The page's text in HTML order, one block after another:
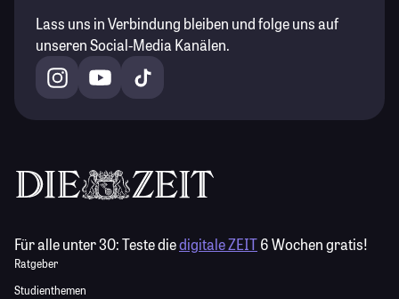
Lass uns in Verbindung bleiben und folge uns auf
unseren Social-Media Kanälen.
Für alle unter 30:Teste diedigitale ZEIT6 Wochen gratis!
Ratgeber
Studienthemen